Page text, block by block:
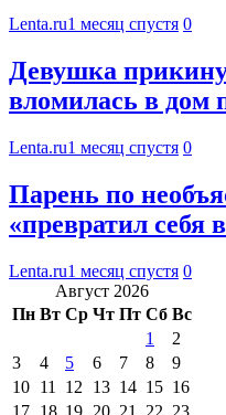
Lenta.ru1 месяц спустя 0
Девушка
вломилась в дом
Lenta.ru1 месяц спустя 0
Парень по
«превратил себя
Lenta.ru1 месяц спустя 0
Август 2026
Пн Вт Ср Чт Пт Сб Вс
1
2
3
4 5 6 7 8
9
10 11 12 13 14 15 16
17 18 19 20 21 22 23